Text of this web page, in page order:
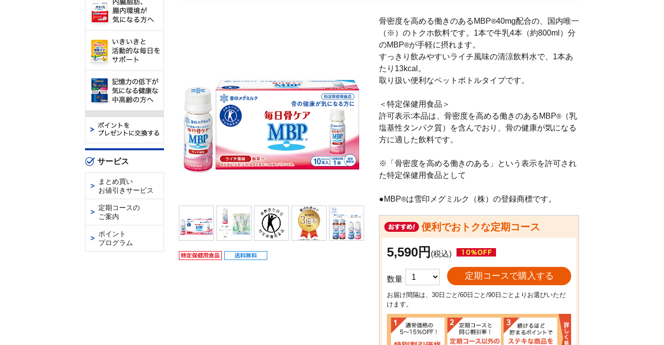
サービス
まとめ買い
お値引きサービス
定期コースの
ご案内
ポイント
プログラム
骨密度を高める働きのあるMBP®40mg配合の、国内唯一
（※）のトクホ飲料です。1本で牛乳4本（約800ml）分
のMBP®が手軽に摂れます。
すっきり飲みやすいライチ風味の清涼飲料水で、1本あ
たり13kcal。
取り扱い便利なペットボトルタイプです。
＜特定保健用食品＞
許可表示:本品は、骨密度を高める働きのあるMBP® （乳
塩基性タンパク質）を含んでおり、骨の健康が気になる
方に適した飲料です。
※「骨密度を高める働きのある」という表示を許可され
た特定保健用食品として
●MBP®は雪印メグミルク（株）の登録商標です。
便利でおトクな定期コース
5,590円 (税込)
数量 定期コースで購入する
お届け間隔は、30日ごと/60日ごと/90日ごとよりお選びいただ
けます。